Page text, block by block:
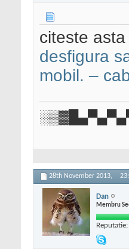
citeste
desfigura
mobil. –
28th November 2013,
Dan
Membru
Reputatie: